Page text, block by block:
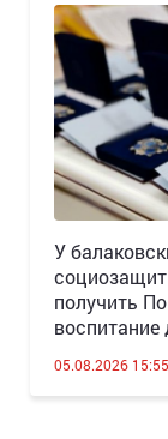
У
получить
воспитание
05.08.2026 15:55